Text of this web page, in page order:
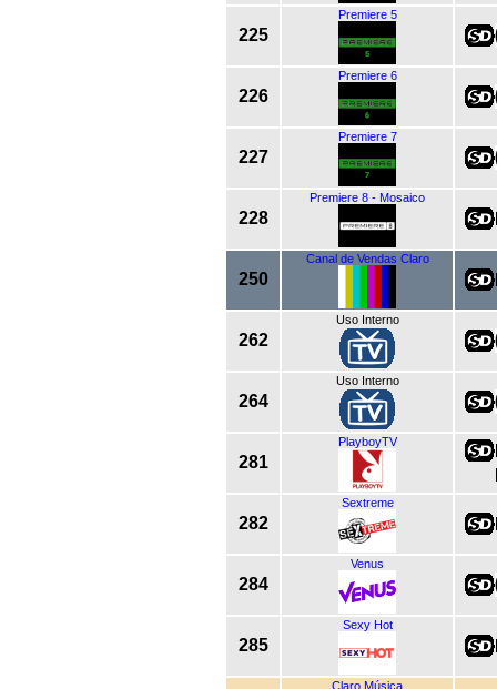
225
Premiere 5
226
Premiere 6
227
Premiere 7
228
Premiere 8 - Mosaico
250
Canal de Vendas Claro
262
Uso Interno
264
Uso Interno
281
PlayboyTV
282
Sextreme
284
Venus
285
Sexy Hot
Claro Música